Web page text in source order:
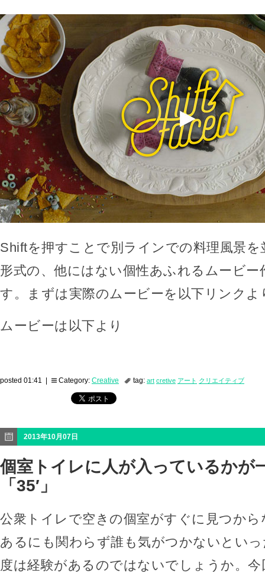
Shiftを押すことで別ラインでの料理風景
形式の、他にはない個性あふれるムービ
す。まずは実際のムービーを以下リンク
ムービーは以下より
posted 01:41 | Category: Creative tag: art cretive アート クリエイティブ
2013年10月07日
個室トイレに人が入っているかが
「35′」
公衆トイレで空きの個室がすぐに見つか
あるにも関わらず誰も気がつかないとい
度は経験があるのではないでしょうか。